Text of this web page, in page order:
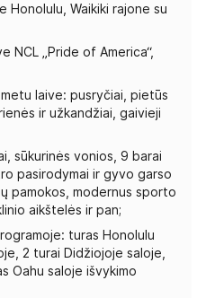
Waikiki rajone su
NCL „Pride of America“,
laive: pusryčiai, pietūs
ir užkandžiai, gaivieji
sūkurinės vonios, 9 barai
pasirodymai ir gyvo garso
pamokos, modernus sporto
aikštelės ir pan;
turas Honolulu
2 turai Didžiojoje saloje,
Oahu saloje išvykimo